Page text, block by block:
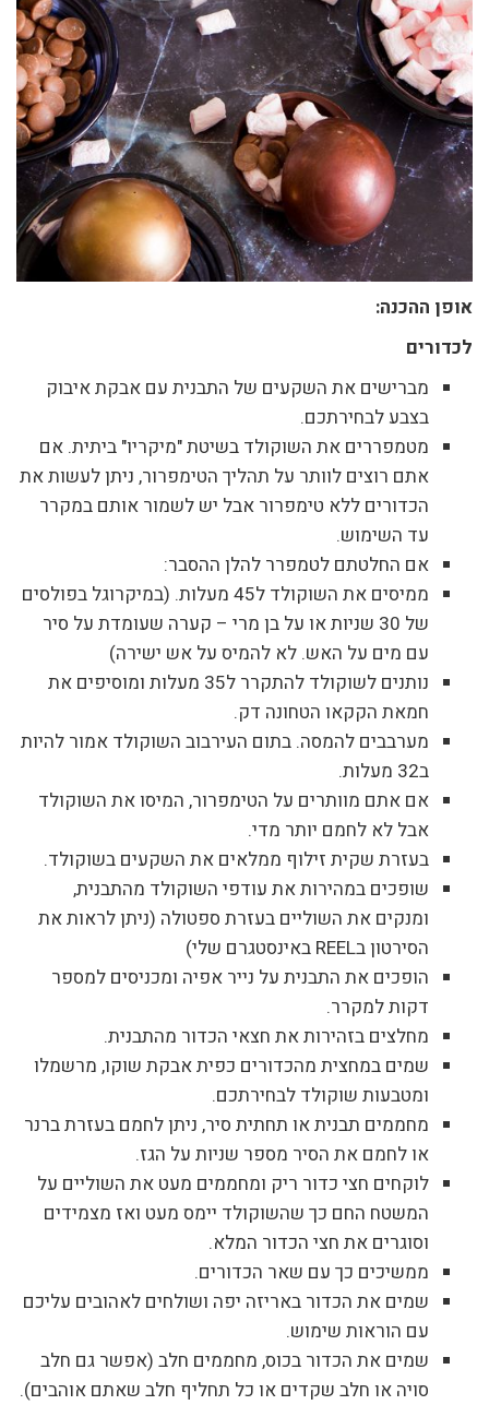
אופן ההכנה:
לכדורים
מברישים את השקעים של התבנית עם אבקת איבוק
בצבע לבחירתכם.
מטמפררים את השוקולד בשיטת "מיקריו" ביתית. אם
אתם רוצים לוותר על תהליך הטימפרור, ניתן לעשות את
הכדורים ללא טימפרור אבל יש לשמור אותם במקרר
עד השימוש.
אם החלטתם לטמפרר להלן ההסבר:
ממיסים את השוקולד ל45 מעלות. (במיקרוגל בפולסים
של 30 שניות או על בן מרי – קערה שעומדת על סיר
עם מים על האש. לא להמיס על אש ישירה)
נותנים לשוקולד להתקרר ל35 מעלות ומוסיפים את
חמאת הקקאו הטחונה דק.
מערבבים להמסה. בתום העירבוב השוקולד אמור להיות
ב32 מעלות.
אם אתם מוותרים על הטימפרור, המיסו את השוקולד
אבל לא לחמם יותר מדי.
בעזרת שקית זילוף ממלאים את השקעים בשוקולד.
שופכים במהירות את עודפי השוקולד מהתבנית,
ומנקים את השוליים בעזרת ספטולה (ניתן לראות את
הסירטון בREEL באינסטגרם שלי)
הופכים את התבנית על נייר אפיה ומכניסים למספר
דקות למקרר.
מחלצים בזהירות את חצאי הכדור מהתבנית.
שמים במחצית מהכדורים כפית אבקת שוקו, מרשמלו
ומטבעות שוקולד לבחירתכם.
מחממים תבנית או תחתית סיר, ניתן לחמם בעזרת ברנר
או לחמם את הסיר מספר שניות על הגז.
לוקחים חצי כדור ריק ומחממים מעט את השוליים על
המשטח החם כך שהשוקולד יימס מעט ואז מצמידים
וסוגרים את חצי הכדור המלא.
ממשיכים כך עם שאר הכדורים.
שמים את הכדור באריזה יפה ושולחים לאהובים עליכם
עם הוראות שימוש.
שמים את הכדור בכוס, מחממים חלב (אפשר גם חלב
סויה או חלב שקדים או כל תחליף חלב שאתם אוהבים).